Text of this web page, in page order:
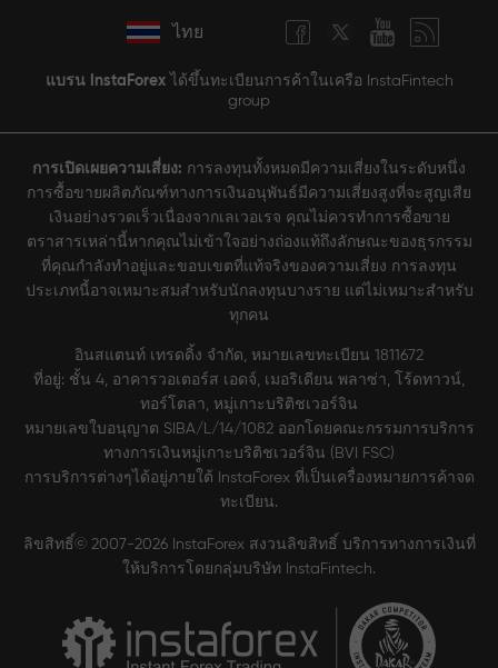
ไทย
แบรน InstaForexได้ขึ้นทะเบียนการค้าในเครือ InstaFintech
group
การเปิดเผยความเสี่ยง: การลงทุนทั้งหมดมีความเสี่ยงในระดับหนึ่ง
การซื้อขายผลิตภัณฑ์ทางการเงินอนุพันธ์มีความเสี่ยงสูงที่จะสูญเสีย
เงินอย่างรวดเร็วเนื่องจากเลเวอเรจ คุณไม่ควรทำการซื้อขาย
ตราสารเหล่านี้หากคุณไม่เข้าใจอย่างถ่องแท้ถึงลักษณะของธุรกรรม
ที่คุณกำลังทำอยู่และขอบเขตที่แท้จริงของความเสี่ยง การลงทุน
ประเภทนี้อาจเหมาะสมสำหรับนักลงทุนบางราย แต่ไม่เหมาะสำหรับ
ทุกคน
อินสแตนท์ เทรดดิ้ง จำกัด, หมายเลขทะเบียน 1811672
ที่อยู่: ชั้น 4, อาคารวอเตอร์ส เอดจ์, เมอริเดียน พลาซ่า, โร้ดทาวน์,
ทอร์โตลา, หมู่เกาะบริติชเวอร์จิน
หมายเลขใบอนุญาต SIBA/L/14/1082 ออกโดยคณะกรรมการบริการ
ทางการเงินหมู่เกาะบริติชเวอร์จิน (BVI FSC)
การบริการต่างๆได้อยู่ภายใต้ InstaForex ที่เป็นเครื่องหมายการค้าจด
ทะเบียน.
ลิขสิทธิ์© 2007-2026 InstaForex สงวนลิขสิทธิ์ บริการทางการเงินที่
ให้บริการโดยกลุ่มบริษัท InstaFintech.